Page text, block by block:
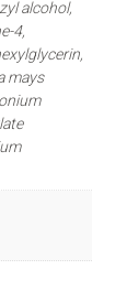
alcohol,
4,
mays